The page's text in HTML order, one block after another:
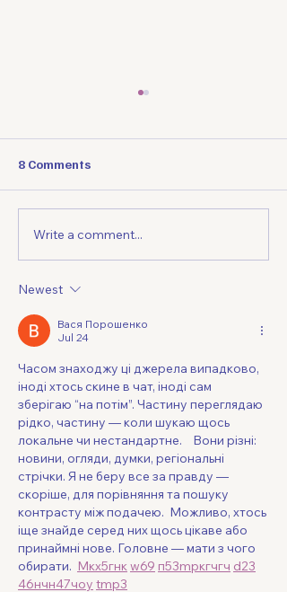
Maximizing Multicultural
Marketing Strategies for
8 Comments
Write a comment...
Newest
Вася Порошенко
Jul 24
Часом знаходжу ці джерела випадково,
іноді хтось скине в чат, іноді сам
зберігаю “на потім”. Частину переглядаю
рідко, частину — коли шукаю щось
локальне чи нестандартне.    Вони різні:
новини, огляди, думки, регіональні
стрічки. Я не беру все за правду —
скоріше, для порівняння та пошуку
контрасту між подачею.  Можливо, хтось
іще знайде серед них щось цікаве або
принаймні нове. Головне — мати з чого
обирати. Мкх5гнкw69 п53mpкгчгч d23
46нчн47чоу tmp3